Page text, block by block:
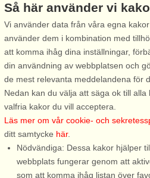
Stugnr: 54847
6 personer, 90 m²
716 m till sjö/hav:.
En stilla oas ett stenkast från sjö! I
denna underbara röda stuga med
Huset har totalt 6 bäddar fördelat
sovrummen har en varsin ...
Så här använder vi
Vi använder data från våra egna
använder dem i kombination med
att komma ihåg dina inställningar,
din användning av webbplatsen och
de mest relevanta meddelandena för
Nedan kan du välja att säga ok till
valfria kakor du vill acceptera.
Läs mer om vår cookie- och
ditt samtycke här.
Nödvändiga: Dessa kakor hjälper
webbplats fungerar genom att
som att komma ihåg listan över